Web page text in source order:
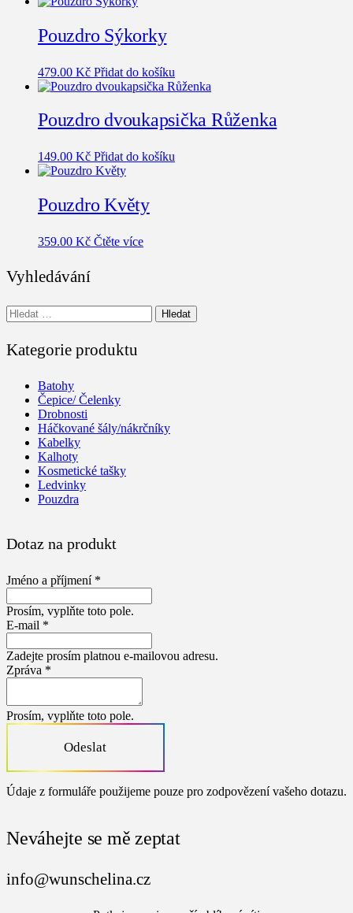
Pouzdro Sýkorky
479.00 Kč Přidat do košíku
Pouzdro dvoukapsička Růženka
149.00 Kč Přidat do košíku
Pouzdro Květy
359.00 Kč Čtěte více
Vyhledávání
Vyhledávání
Kategorie produktu
Batohy
Čepice/ Čelenky
Drobnosti
Háčkované šály/nákrčníky
Kabelky
Kalhoty
Kosmetické tašky
Ledvinky
Pouzdra
Dotaz na produkt
Jméno a příjmení *
Prosím, vyplňte toto pole.
E-mail *
Zadejte prosím platnou e-mailovou adresu.
Zpráva *
Prosím, vyplňte toto pole.
Odeslat
Údaje z formuláře použijeme pouze pro zodpovězení vašeho dotazu.
Neváhejte se mě zeptat
info@wunschelina.cz